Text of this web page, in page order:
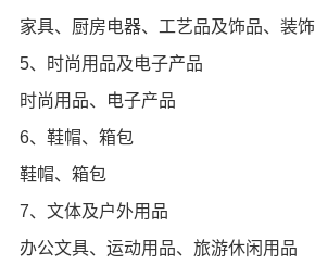
家具、厨房电器、工艺品及饰品、装
5、时尚用品及电子产品
时尚用品、电子产品
6、鞋帽、箱包
鞋帽、箱包
7、文体及户外用品
办公文具、运动用品、旅游休闲用品